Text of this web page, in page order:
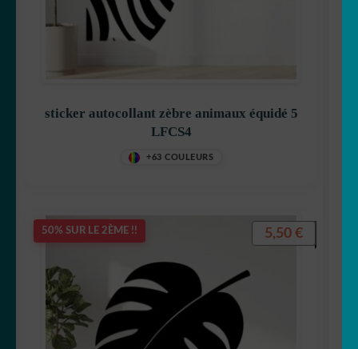
sticker autocollant zèbre animaux équidé 5
LFCS4
+63 COULEURS
50% SUR LE 2ÈME !! 5,50 €